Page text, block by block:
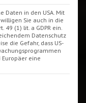
Daten in den USA. Mit
Sie auch in die
49 (1) lit. a GDPR ein.
Datenschutz
die Gefahr, dass US-
eine
für die eine